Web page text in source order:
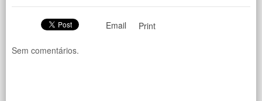
Email Print
Sem comentários.